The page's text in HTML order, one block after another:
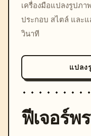
เครื่องมือแปลงรูปภา
ประกอบ สไตล์ และ
วินาที
แปลง
ฟีเจอร์พ